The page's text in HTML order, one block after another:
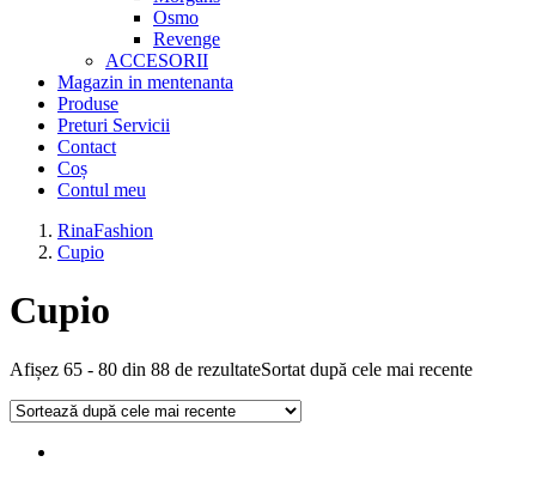
Osmo
Revenge
ACCESORII
Magazin in mentenanta
Produse
Preturi Servicii
Contact
Coș
Contul meu
RinaFashion
Cupio
Cupio
Afișez 65 - 80 din 88 de rezultateSortat după cele mai recente